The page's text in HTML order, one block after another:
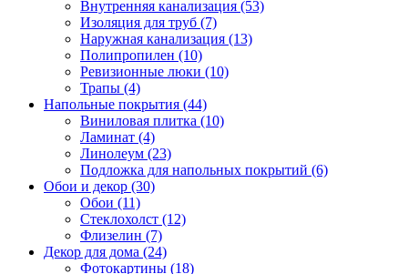
Внутренняя канализация (53)
Изоляция для труб (7)
Наружная канализация (13)
Полипропилен (10)
Ревизионные люки (10)
Трапы (4)
Напольные покрытия (44)
Виниловая плитка (10)
Ламинат (4)
Линолеум (23)
Подложка для напольных покрытий (6)
Обои и декор (30)
Обои (11)
Стеклохолст (12)
Флизелин (7)
Декор для дома (24)
Фотокартины (18)